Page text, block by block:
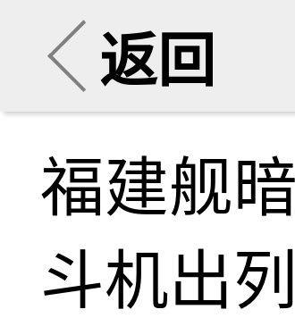
返回
福建舰
斗机出列